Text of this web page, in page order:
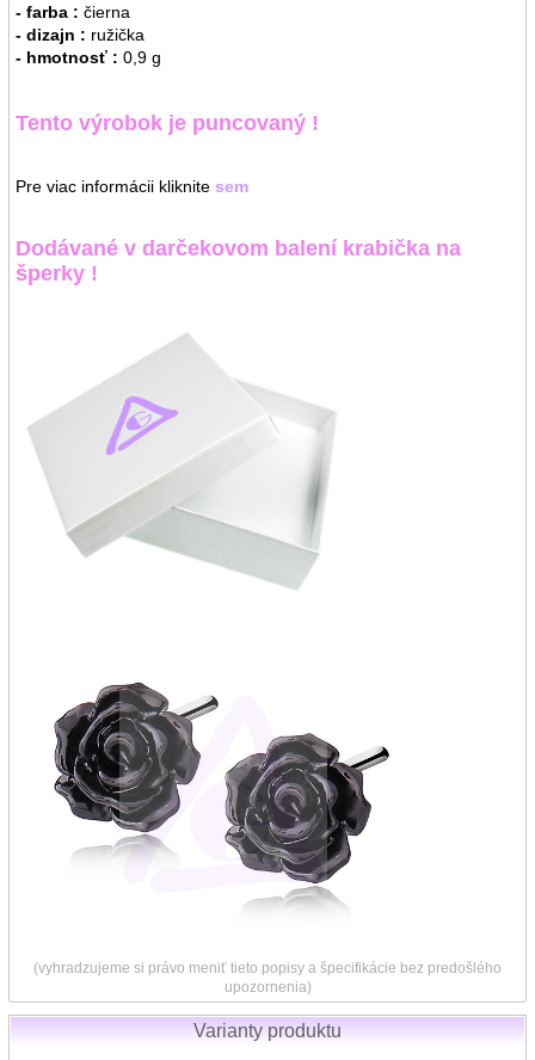
- farba : čierna
- dizajn : ružička
- hmotnosť : 0,9 g
Tento výrobok je puncovaný !
Pre viac informácii kliknite sem
Dodávané v darčekovom balení krabička na
šperky !
(vyhradzujeme si právo meniť tieto popisy a špecifikácie bez predošlého
upozornenia)
Varianty produktu